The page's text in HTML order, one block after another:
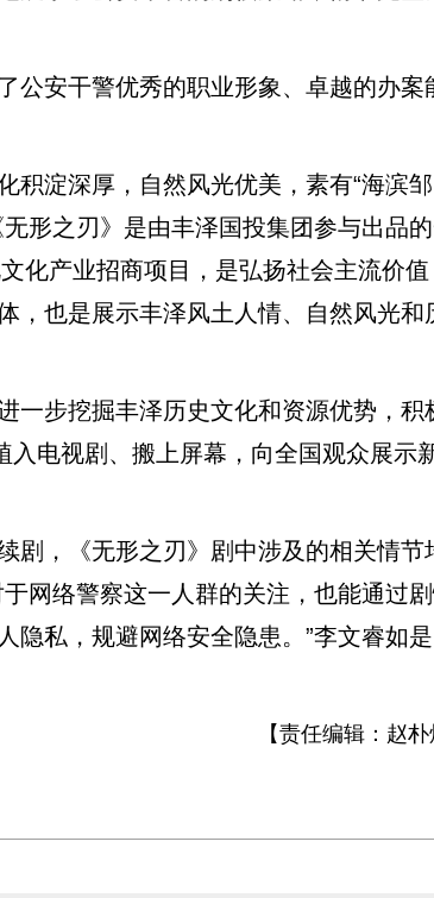
安干警优秀的职业形象、卓越的办案
淀深厚，自然风光优美，素有“海滨邹
形之刃》是由丰泽国投集团参与出品
化产业招商项目，是弘扬社会主流价值
，也是展示丰泽风土人情、自然风光和
步挖掘丰泽历史文化和资源优势，积
入电视剧、搬上屏幕，向全国观众展示
，《无形之刃》剧中涉及的相关情节
网络警察这一人群的关注，也能通过
隐私，规避网络安全隐患。”李文睿如是
【责任编辑： 赵朴